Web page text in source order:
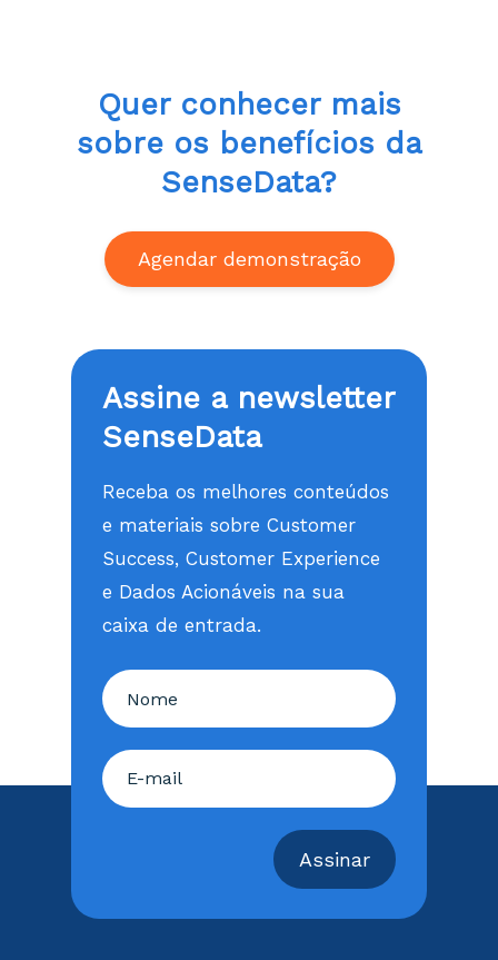
Quer conhecer mais
sobre os benefícios da
SenseData?
Agendar demonstração
Assine a newsletter
SenseData
Receba os melhores conteúdos
e materiais sobre Customer
Success, Customer Experience
e Dados Acionáveis na sua
caixa de entrada.